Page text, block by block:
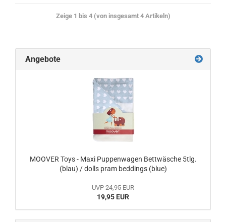
Zeige 1 bis 4(von insgesamt 4Artikeln)
Angebote
MOOVER Toys - Maxi Puppenwagen Bettwäsche 5tlg.
(blau) / dolls pram beddings (blue)
UVP 24,95 EUR
19,95 EUR